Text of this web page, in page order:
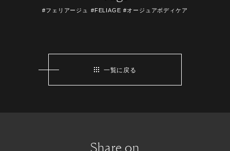
#フェリアージュ #FELIAGE #オージュアボディケア
一覧に戻る
Share on